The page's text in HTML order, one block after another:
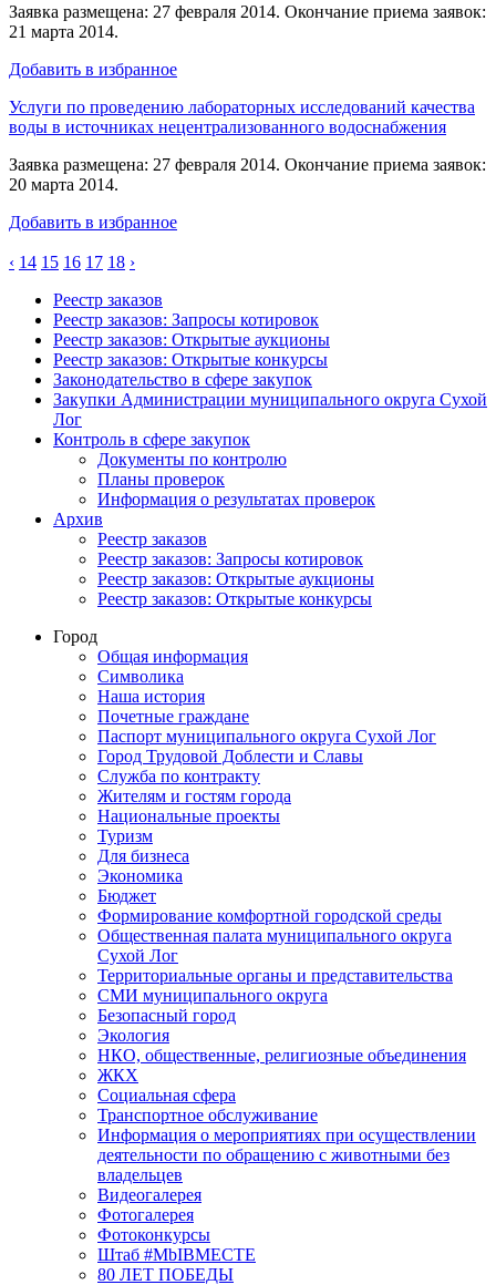
Заявка размещена: 27 февраля 2014. Окончание приема заявок:
21 марта 2014.
Добавить в избранное
Услуги по проведению лабораторных исследований качества
воды в источниках нецентрализованного водоснабжения
Заявка размещена: 27 февраля 2014. Окончание приема заявок:
20 марта 2014.
Добавить в избранное
‹ 14 15 16 17 18 ›
Реестр заказов
Реестр заказов: Запросы котировок
Реестр заказов: Открытые аукционы
Реестр заказов: Открытые конкурсы
Законодательство в сфере закупок
Закупки Администрации муниципального округа Сухой
Лог
Контроль в сфере закупок
Документы по контролю
Планы проверок
Информация о результатах проверок
Архив
Реестр заказов
Реестр заказов: Запросы котировок
Реестр заказов: Открытые аукционы
Реестр заказов: Открытые конкурсы
Город
Общая информация
Символика
Наша история
Почетные граждане
Паспорт муниципального округа Сухой Лог
Город Трудовой Доблести и Славы
Служба по контракту
Жителям и гостям города
Национальные проекты
Туризм
Для бизнеса
Экономика
Бюджет
Формирование комфортной городской среды
Общественная палата муниципального округа
Сухой Лог
Территориальные органы и представительства
СМИ муниципального округа
Безопасный город
Экология
НКО, общественные, религиозные объединения
ЖКХ
Социальная сфера
Транспортное обслуживание
Информация о мероприятиях при осуществлении
деятельности по обращению с животными без
владельцев
Видеогалерея
Фотогалерея
Фотоконкурсы
Штаб #MbIBMECTE
80 ЛЕТ ПОБЕДЫ